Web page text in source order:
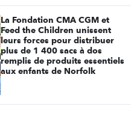
La Fondation CMA CGM et
Feed the Children unissent
leurs forces pour distribuer
plus de 1 400 sacs à dos
remplis de produits essentiels
aux enfants de Norfolk